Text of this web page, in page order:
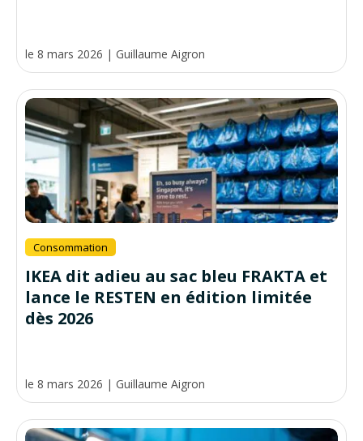
le 8 mars 2026 | Guillaume Aigron
Consommation
IKEA dit adieu au sac bleu FRAKTA et
lance le RESTEN en édition limitée
dès 2026
le 8 mars 2026 | Guillaume Aigron